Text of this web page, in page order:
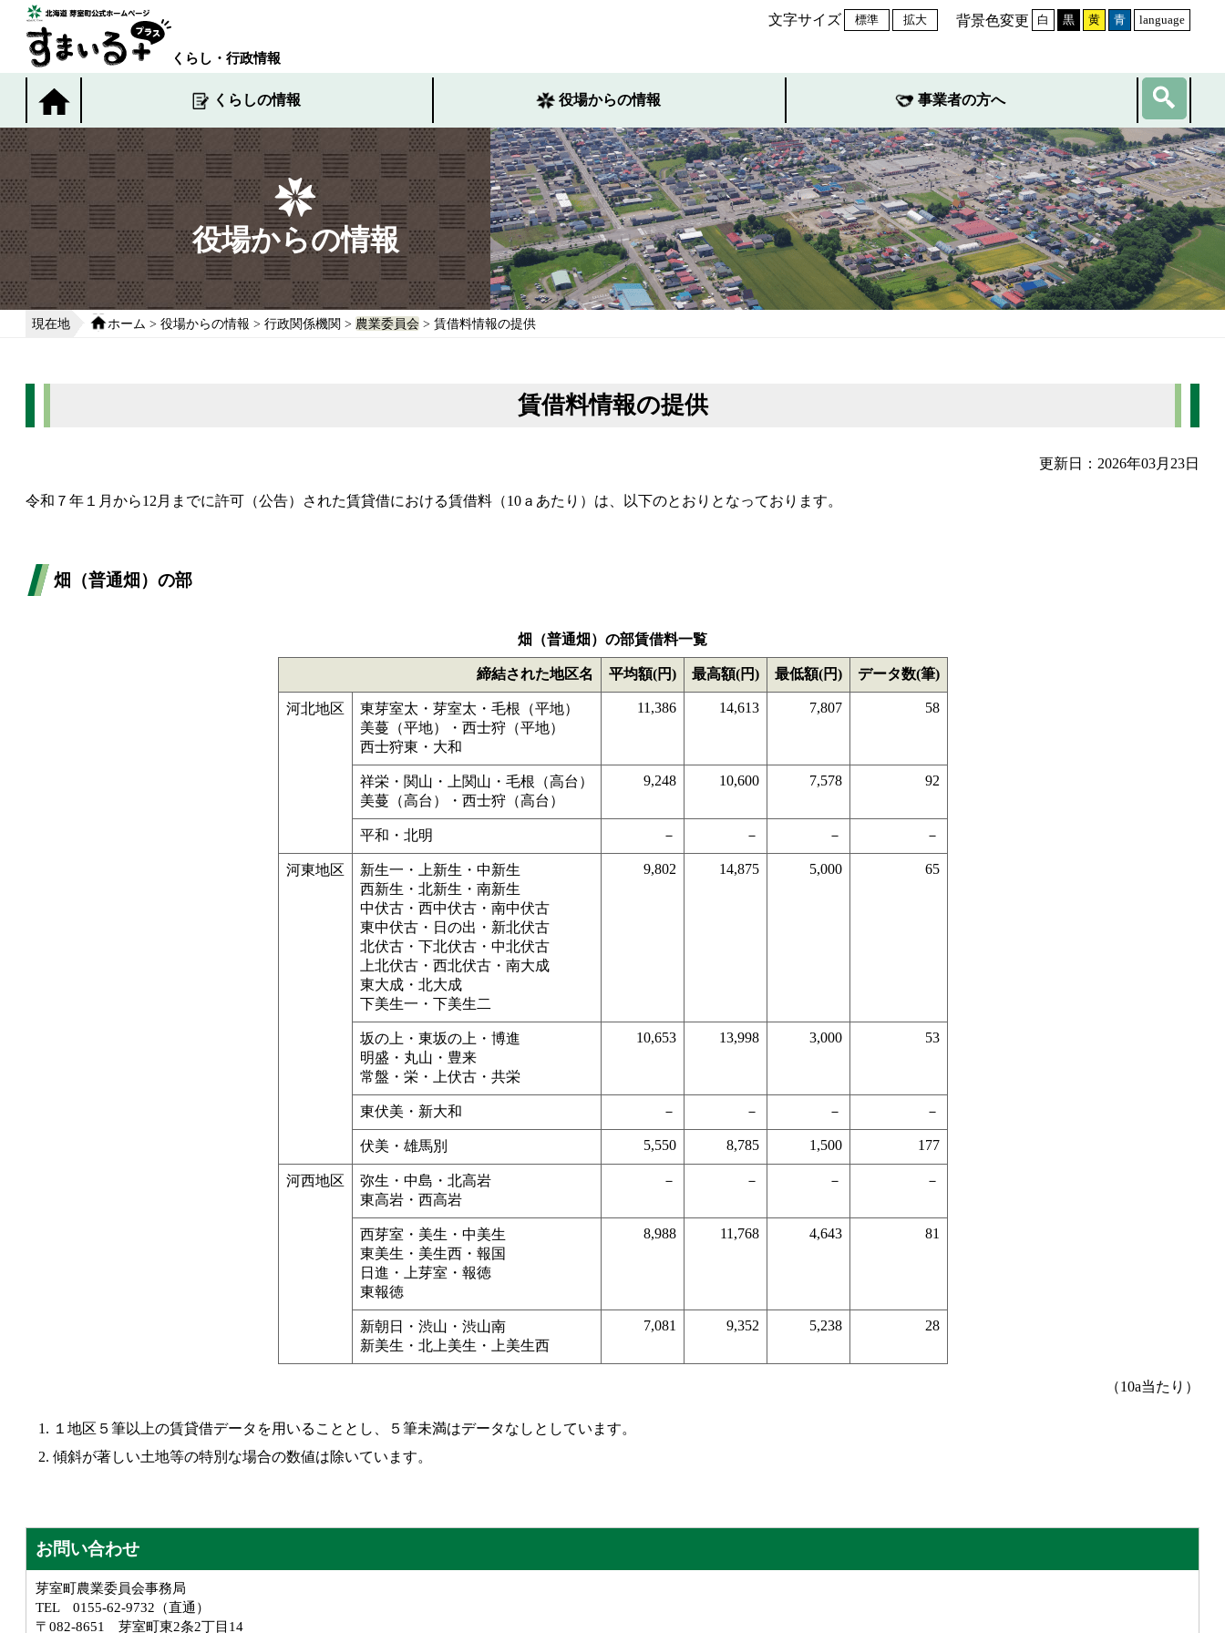
くらし・行政情報
文字サイズ 標準 拡大 背景色変更 白 黒 黄 青 language
くらしの情報 役場からの情報 事業者の方へ
役場からの情報
現在地 ホーム > 役場からの情報 > 行政関係機関 > 農業委員会 > 賃借料情報の提供
賃借料情報の提供
更新日：2026年03月23日
令和７年１月から12月までに許可（公告）された賃貸借における賃借料（10ａあたり）は、以下のとおりとなっております。
畑（普通畑）の部
畑（普通畑）の部賃借料一覧
締結された地区名 平均額(円) 最高額(円) 最低額(円) データ数(筆)
河北地区
東芽室太・芽室太・毛根（平地）
美蔓（平地）・西士狩（平地）
西士狩東・大和
11,386 14,613 7,807 58
祥栄・関山・上関山・毛根（高台）
美蔓（高台）・西士狩（高台）
9,248 10,600 7,578 92
平和・北明 － － － －
河東地区
新生一・上新生・中新生
西新生・北新生・南新生
中伏古・西中伏古・南中伏古
東中伏古・日の出・新北伏古
北伏古・下北伏古・中北伏古
上北伏古・西北伏古・南大成
東大成・北大成
下美生一・下美生二
9,802 14,875 5,000 65
坂の上・東坂の上・博進
明盛・丸山・豊来
常盤・栄・上伏古・共栄
10,653 13,998 3,000 53
東伏美・新大和 － － － －
伏美・雄馬別 5,550 8,785 1,500 177
河西地区
弥生・中島・北高岩
東高岩・西高岩
－ － － －
西芽室・美生・中美生
東美生・美生西・報国
日進・上芽室・報徳
東報徳
8,988 11,768 4,643 81
新朝日・渋山・渋山南
新美生・北上美生・上美生西
7,081 9,352 5,238 28
（10a当たり）
１地区５筆以上の賃貸借データを用いることとし、５筆未満はデータなしとしています。
傾斜が著しい土地等の特別な場合の数値は除いています。
お問い合わせ
芽室町農業委員会事務局
TEL 0155-62-9732（直通）
〒082-8651 芽室町東2条2丁目14